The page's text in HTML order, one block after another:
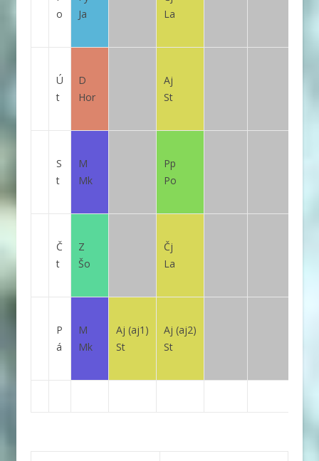
o
Ja
La
Ú
t
D
Hor
Aj
St
S
t
M
Mk
Pp
Po
Č
t
Z
Šo
Čj
La
P
á
M
Mk
Aj (aj1)
St
Aj (aj2)
St